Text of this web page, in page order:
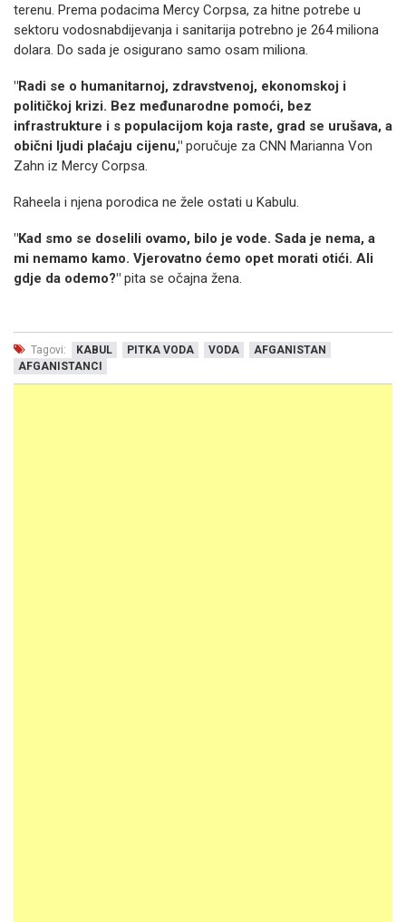
terenu. Prema podacima Mercy Corpsa, za hitne potrebe u
sektoru vodosnabdijevanja i sanitarija potrebno je 264 miliona
dolara. Do sada je osigurano samo osam miliona.
"Radi se o humanitarnoj, zdravstvenoj, ekonomskoj i
političkoj krizi. Bez međunarodne pomoći, bez
infrastrukture i s populacijom koja raste, grad se urušava, a
obični ljudi plaćaju cijenu," poručuje za CNN Marianna Von
Zahn iz Mercy Corpsa.
Raheela i njena porodica ne žele ostati u Kabulu.
"Kad smo se doselili ovamo, bilo je vode. Sada je nema, a
mi nemamo kamo. Vjerovatno ćemo opet morati otići. Ali
gdje da odemo?" pita se očajna žena.
Tagovi: KABUL PITKA VODA VODA
AFGANISTAN
AFGANISTANCI